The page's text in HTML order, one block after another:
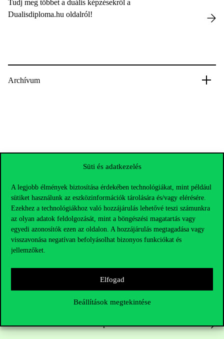
Süti és adatkezelés
A legjobb élmények biztosítása érdekében technológiákat, mint például
sütiket használunk az eszközinformációk tárolására és/vagy elérésére.
Ezekhez a technológiákhoz való hozzájárulás lehetővé teszi számunkra
az olyan adatok feldolgozását, mint a böngészési magatartás vagy
egyedi azonosítók ezen az oldalon. A hozzájárulás megtagadása vagy
visszavonása negatívan befolyásolhat bizonyos funkciókat és
jellemzőket.
Elfogad
Beállítások megtekintése
Tudj meg többet a duális képzésekről a
Dualisdiploma.hu oldalról!
Archívum
Elérhetőségek
+36 1 482 5000
Kérdésed van a felvételivel kapcsolatban?